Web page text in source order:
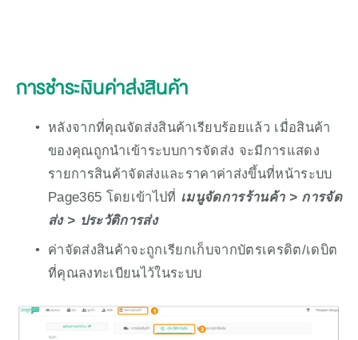
การชำระเงินค่าส่งสินค้า
หลังจากที่คุณจัดส่งสินค้าเรียบร้อยแล้ว เมื่อสินค้า
ของคุณถูกนำเข้าระบบการจัดส่ง จะมีการแสดง
รายการสินค้าจัดส่งและราคาค่าส่งขึ้นที่หน้าระบบ
Page365 โดยเข้าไปที่ เมนูจัดการร้านค้า > การจัด
ส่ง > ประวัติการส่ง
ค่าจัดส่งสินค้าจะถูกเรียกเก็บจากบัตรเครดิต/เดบิต
ที่คุณลงทะเบียนไว้ในระบบ